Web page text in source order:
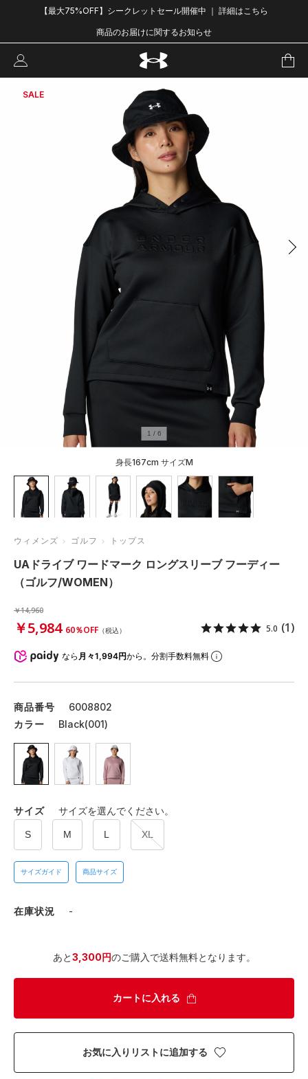
【最大75%OFF】シークレットセール開催中 ｜ 詳細はこちら
商品のお届けに関するお知らせ
SALE
1 / 6
身長167cm サイズM
ウィメンズ ゴルフ トップス
UAドライブ ワードマーク ロングスリーブ フーディー
（ゴルフ/WOMEN）
￥14,960
￥5,984 60％OFF （税込） 5.0 (1)
なら 月々1,994円から。分割手数料無料
商品番号
6008802
カラー
Black(001)
サイズ サイズを選んでください。
S M L XL
サイズガイド 商品サイズ
在庫状況 -
あと3,300円のご購入で送料無料となります。
カートに入れる
お気に入りリストに追加する